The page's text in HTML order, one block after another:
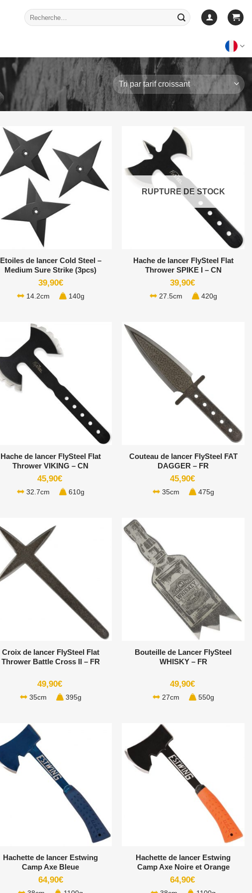
Recherche
pour :
Etoiles de lancer Cold Steel –
Medium Sure Strike (3pcs)
39,90€
14.2cm 140g
RUPTURE DE STOCK
Hache de lancer FlySteel Flat
Thrower SPIKE I – CN
39,90€
27.5cm 420g
Hache de lancer FlySteel Flat
Thrower VIKING – CN
45,90€
32.7cm 610g
Couteau de lancer FlySteel FAT
DAGGER – FR
45,90€
35cm 475g
Croix de lancer FlySteel Flat
Thrower Battle Cross II – FR
49,90€
35cm 395g
Bouteille de Lancer FlySteel
WHISKY – FR
49,90€
27cm 550g
Hachette de lancer Estwing
Camp Axe Bleue
64,90€
Hachette de lancer Estwing
Camp Axe Noire et Orange
64,90€